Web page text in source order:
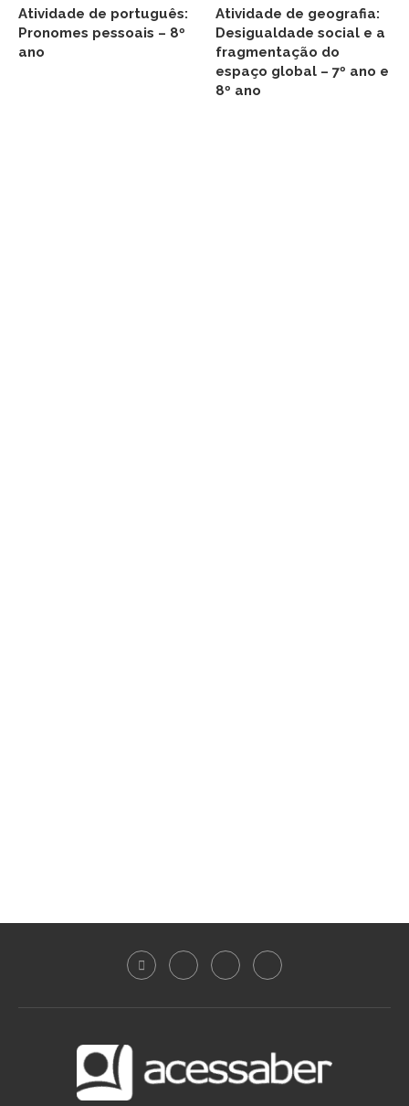
Atividade de português:
Pronomes pessoais – 8º
ano
Atividade de geografia:
Desigualdade social e a
fragmentação do
espaço global – 7º ano e
8º ano